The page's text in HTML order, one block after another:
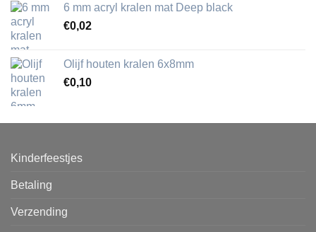
6 mm acryl kralen mat Deep black
€0,02
Olijf houten kralen 6x8mm
€0,10
Kinderfeestjes
Betaling
Verzending